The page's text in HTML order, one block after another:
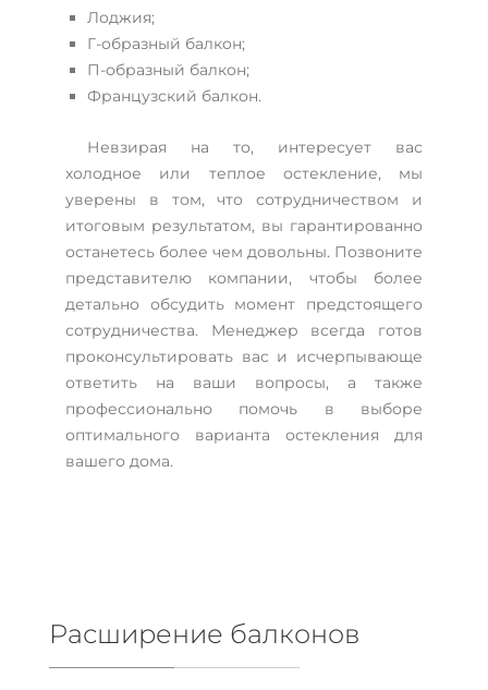
Лоджия;
Г-образный балкон;
П-образный балкон;
Французский балкон.
Невзирая на то, интересует вас
холодное или теплое остекление, мы
уверены в том, что сотрудничеством и
итоговым результатом, вы гарантированно
останетесь более чем довольны. Позвоните
представителю компании, чтобы более
детально обсудить момент предстоящего
сотрудничества. Менеджер всегда готов
проконсультировать вас и исчерпывающе
ответить на ваши вопросы, а также
профессионально помочь в выборе
оптимального варианта остекления для
вашего дома.
Расширение балконов